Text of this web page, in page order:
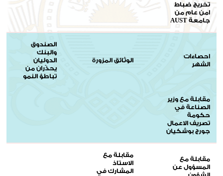
تخريج ضباط
امن عام من
جامعة AUST
احصاءات
الشهر
الوثائق المزورة
الصندوق
والبنك
الدوليان
يحذّران من
تباطؤ النمو
مقابلة مع وزير
الصناعة في
حكومة
تصريف الاعمال
جورج بوشكيان
مقابلة مع
المسؤول عن
مقابلة مع
الاستاذ
المشارك في